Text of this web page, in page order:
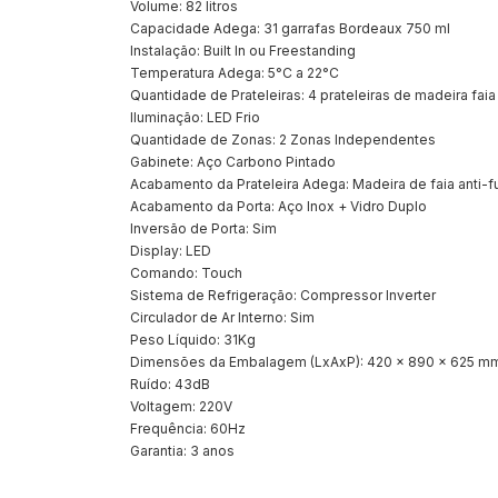
Volume: 82 litros
Capacidade Adega: 31 garrafas Bordeaux 750 ml
Instalação: Built In ou Freestanding
Temperatura Adega: 5°C a 22°C
Quantidade de Prateleiras: 4 prateleiras de madeira faia
Iluminação: LED Frio
Quantidade de Zonas: 2 Zonas Independentes
Gabinete: Aço Carbono Pintado
Acabamento da Prateleira Adega: Madeira de faia anti-
Acabamento da Porta: Aço Inox + Vidro Duplo
Inversão de Porta: Sim
Display: LED
Comando: Touch
Sistema de Refrigeração: Compressor Inverter
Circulador de Ar Interno: Sim
Peso Líquido: 31Kg
Dimensões da Embalagem (LxAxP): 420 x 890 x 625
Ruído: 43dB
Voltagem: 220V
Frequência: 60Hz
Garantia: 3 anos